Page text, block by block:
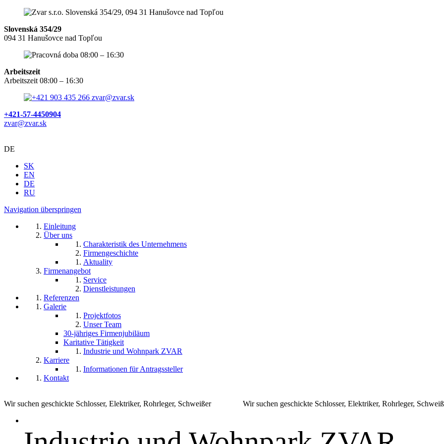
Slovenská 354/29
094 31 Hanušovce nad Topľou
Arbeitszeit
Arbeitszeit 08:00 – 16:30
+421-57-4450904
zvar@zvar.sk
DE
SK
EN
DE
RU
Navigation überspringen
Einleitung
Über uns
Charakteristik des Unternehmens
Firmengeschichte
Aktuality
Firmenangebot
Service
Dienstleistungen
Referenzen
Galerie
Projektfotos
Unser Team
30-jähriges Firmenjubiläum
Karitative Tätigkeit
Industrie und Wohnpark ZVAR
Karriere
Informationen für Antragssteller
Kontakt
Wir suchen geschickte Schlosser, Elektriker, Rohrleger, Schweißer Wir suchen geschickte Schlosser, Elektriker, Rohrleger,